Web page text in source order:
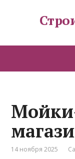
14 ноября 2025